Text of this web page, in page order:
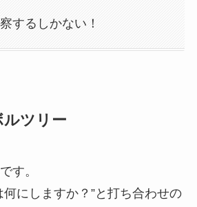
するしかない！
ツリー
す。
何にしますか？”と打ち合わせの